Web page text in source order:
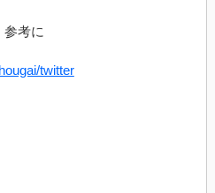
参考に
twitter